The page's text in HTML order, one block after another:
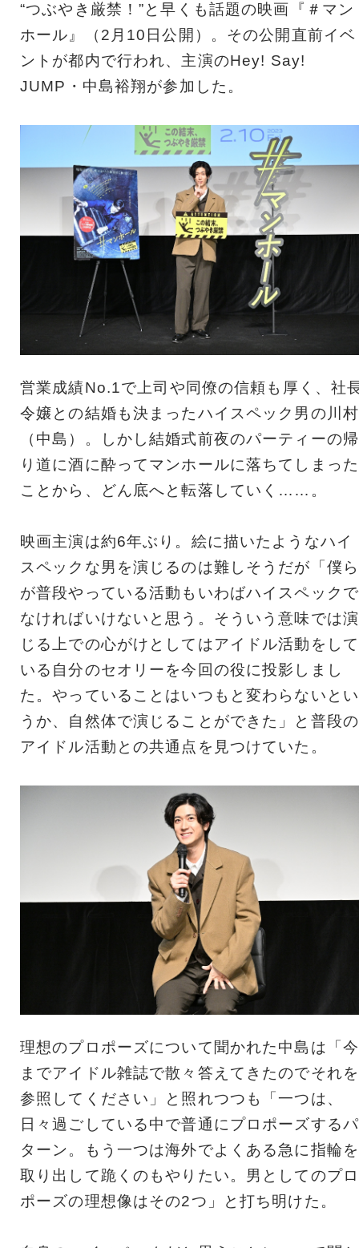
“つぶやき厳禁！”と早くも話題の映画『＃マン
ホール』（2月10日公開）。その公開直前イベ
ントが都内で行われ、主演のHey! Say!
JUMP・中島裕翔が参加した。
営業成績No.1で上司や同僚の信頼も厚く、社
令嬢との結婚も決まったハイスペック男の川村
（中島）。しかし結婚式前夜のパーティーの帰
り道に酒に酔ってマンホールに落ちてしまった
ことから、どん底へと転落していく……。
映画主演は約6年ぶり。絵に描いたようなハイ
スペックな男を演じるのは難しそうだが「僕ら
が普段やっている活動もいわばハイスペックで
なければいけないと思う。そういう意味では演
じる上での心がけとしてはアイドル活動をして
いる自分のセオリーを今回の役に投影しまし
た。やっていることはいつもと変わらないとい
うか、自然体で演じることができた」と普段の
アイドル活動との共通点を見つけていた。
理想のプロポーズについて聞かれた中島は「今
までアイドル雑誌で散々答えてきたのでそれを
参照してください」と照れつつも「一つは、
日々過ごしている中で普通にプロポーズするパ
ターン。もう一つは海外でよくある急に指輪を
取り出して跪くのもやりたい。男としてのプロ
ポーズの理想像はその2つ」と打ち明けた。